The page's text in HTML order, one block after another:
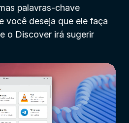
palavras-chave
você deseja que ele faça
e o Discover irá sugerir